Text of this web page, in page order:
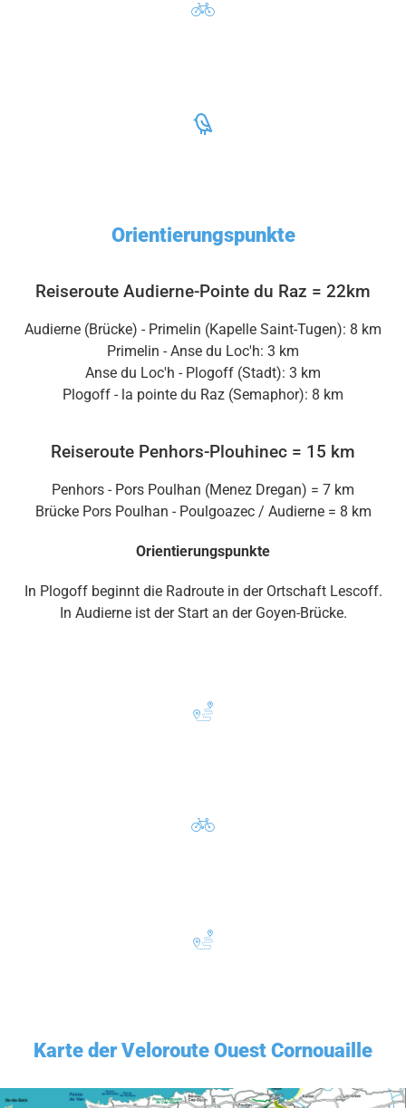
Orientierungspunkte
Reiseroute Audierne-Pointe du Raz = 22km
Audierne (Brücke) - Primelin (Kapelle Saint-Tugen): 8 km
Primelin - Anse du Loc'h: 3 km
Anse du Loc'h - Plogoff (Stadt): 3 km
Plogoff - la pointe du Raz (Semaphor): 8 km
Reiseroute Penhors-Plouhinec = 15 km
Penhors - Pors Poulhan (Menez Dregan) = 7 km
Brücke Pors Poulhan - Poulgoazec / Audierne = 8 km
Orientierungspunkte
In Plogoff beginnt die Radroute in der Ortschaft Lescoff.
In Audierne ist der Start an der Goyen-Brücke.
Karte der Veloroute Ouest Cornouaille